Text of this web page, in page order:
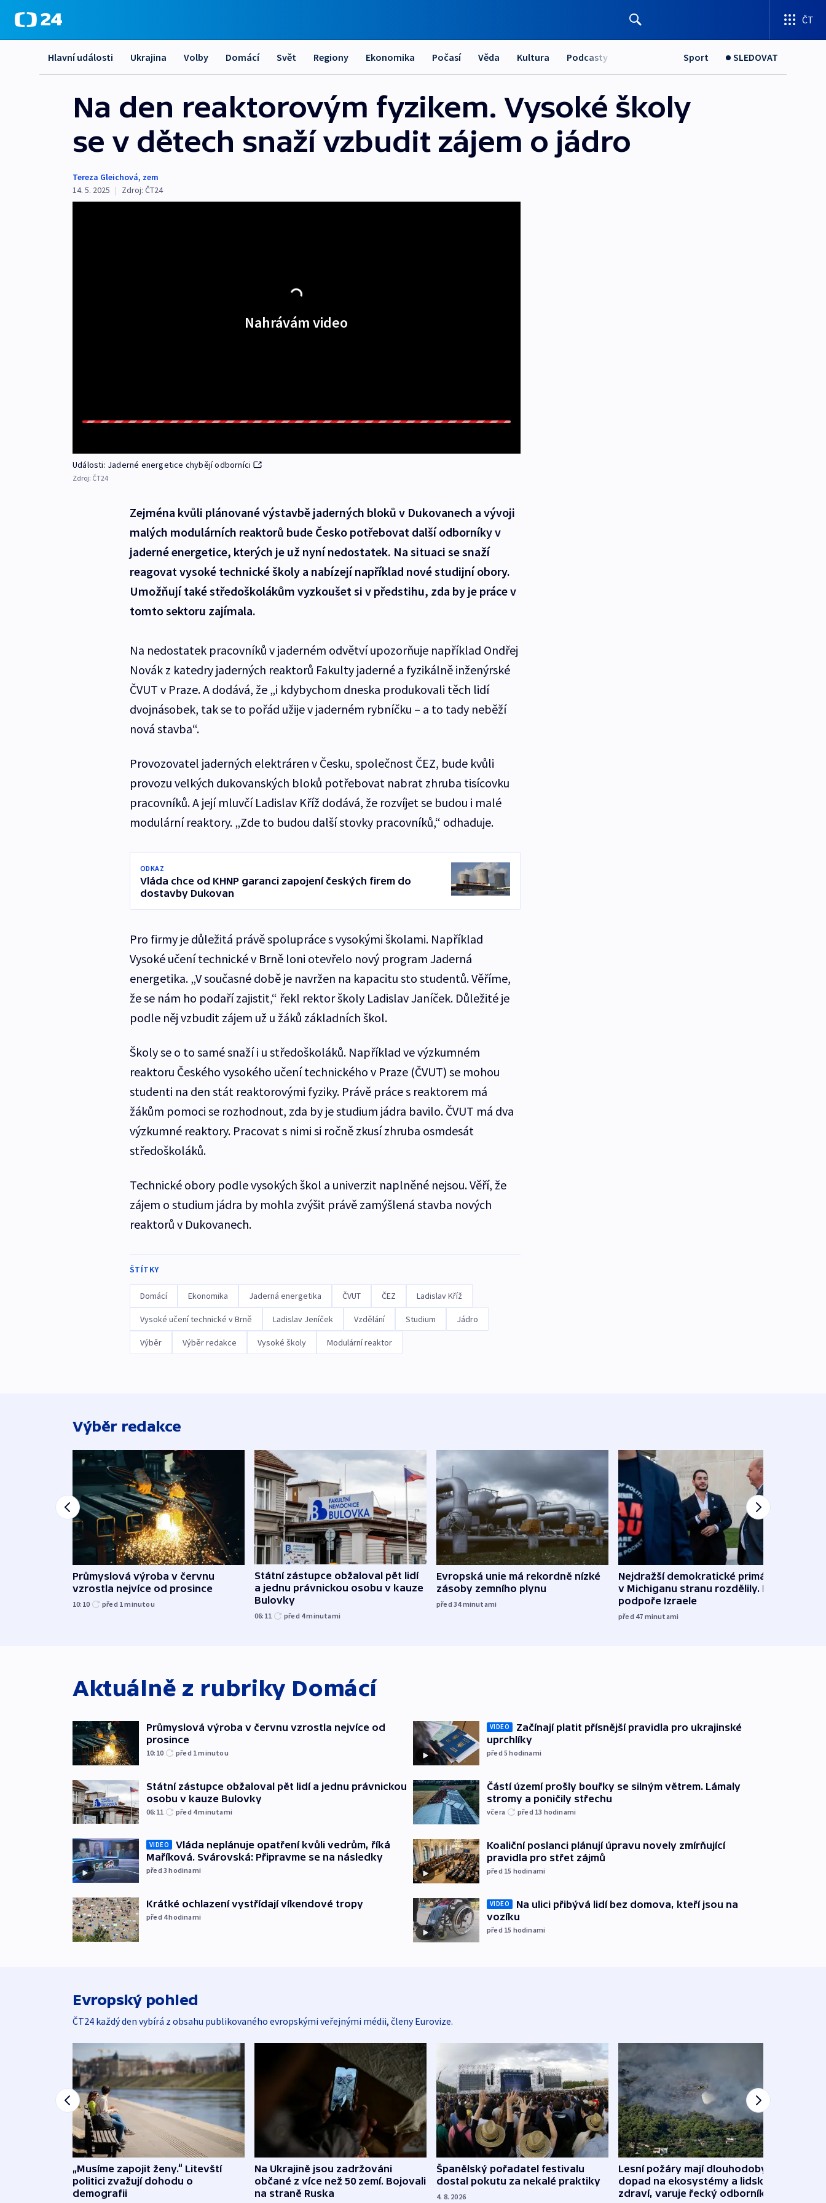
ČT
Hlavní události Ukrajina Volby Domácí Svět Regiony Ekonomika Počasí Věda Kultura Podcasty Sport SLEDOVAT
Na den reaktorovým fyzikem. Vysoké školy
se v dětech snaží vzbudit zájem o jádro
Tereza Gleichová, zem
14. 5. 2025 | Zdroj: ČT24
Nahrávám video
Události: Jaderné energetice chybějí odborníci
Zdroj: ČT24
Zejména kvůli plánované výstavbě jaderných bloků v Dukovanech a vývoji
malých modulárních reaktorů bude Česko potřebovat další odborníky v
jaderné energetice, kterých je už nyní nedostatek. Na situaci se snaží
reagovat vysoké technické školy a nabízejí například nové studijní obory.
Umožňují také středoškolákům vyzkoušet si v předstihu, zda by je práce v
tomto sektoru zajímala.
Na nedostatek pracovníků v jaderném odvětví upozorňuje například Ondřej
Novák z katedry jaderných reaktorů Fakulty jaderné a fyzikálně inženýrské
ČVUT v Praze. A dodává, že „i kdybychom dneska produkovali těch lidí
dvojnásobek, tak se to pořád užije v jaderném rybníčku – a to tady neběží
nová stavba“.
Provozovatel jaderných elektráren v Česku, společnost ČEZ, bude kvůli
provozu velkých dukovanských bloků potřebovat nabrat zhruba tisícovku
pracovníků. A její mluvčí Ladislav Kříž dodává, že rozvíjet se budou i malé
modulární reaktory. „Zde to budou další stovky pracovníků,“ odhaduje.
ODKAZ
Vláda chce od KHNP garanci zapojení českých firem do
dostavby Dukovan
Pro firmy je důležitá právě spolupráce s vysokými školami. Například
Vysoké učení technické v Brně loni otevřelo nový program Jaderná
energetika. „V současné době je navržen na kapacitu sto studentů. Věříme,
že se nám ho podaří zajistit,“ řekl rektor školy Ladislav Janíček. Důležité je
podle něj vzbudit zájem už u žáků základních škol.
Školy se o to samé snaží i u středoškoláků. Například ve výzkumném
reaktoru Českého vysokého učení technického v Praze (ČVUT) se mohou
studenti na den stát reaktorovými fyziky. Právě práce s reaktorem má
žákům pomoci se rozhodnout, zda by je studium jádra bavilo. ČVUT má dva
výzkumné reaktory. Pracovat s nimi si ročně zkusí zhruba osmdesát
středoškoláků.
Technické obory podle vysokých škol a univerzit naplněné nejsou. Věří, že
zájem o studium jádra by mohla zvýšit právě zamýšlená stavba nových
reaktorů v Dukovanech.
ŠTÍTKY
Domácí Ekonomika Jaderná energetika ČVUT ČEZ Ladislav Kříž
Vysoké učení technické v Brně Ladislav Jeníček Vzdělání Studium Jádro
Výběr Výběr redakce Vysoké školy Modulární reaktor
Výběr redakce
Průmyslová výroba v červnu
vzrostla nejvíce od prosince
10:10 před 1minutou
Státní zástupce obžaloval pět lidí
a jednu právnickou osobu v kauze
Bulovky
06:11 před 4minutami
Evropská unie má rekordně nízké
zásoby zemního plynu
před 34minutami
Nejdražší demokratické primárky
v Michiganu stranu rozdělily. Kvůli
podpoře Izraele
před 47 minutami
Aktuálně z rubriky Domácí
Průmyslová výroba v červnu vzrostla nejvíce od
prosince
10:10 před 1minutou
Státní zástupce obžaloval pět lidí a jednu právnickou
osobu v kauze Bulovky
06:11 před 4minutami
VIDEO
Vláda neplánuje opatření kvůli vedrům, říká
Maříková. Svárovská: Připravme se na následky
před 3hodinami
Krátké ochlazení vystřídají víkendové tropy
před 4hodinami
VIDEO
Začínají platit přísnější pravidla pro ukrajinské
uprchlíky
před 5hodinami
Částí území prošly bouřky se silným větrem. Lámaly
stromy a poničily střechu
včera před 13 hodinami
Koaliční poslanci plánují úpravu novely zmírňující
pravidla pro střet zájmů
před 15 hodinami
VIDEO
Na ulici přibývá lidí bez domova, kteří jsou na
vozíku
před 15 hodinami
Evropský pohled
ČT24 každý den vybírá z obsahu publikovaného evropskými veřejnými médii, členy Eurovize.
„Musíme zapojit ženy.“ Litevští
politici zvažují dohodu o
demografii
Na Ukrajině jsou zadržováni
občané z více než 50 zemí. Bojovali
na straně Ruska
Španělský pořadatel festivalu
dostal pokutu za nekalé praktiky
4. 8. 2026
Lesní požáry mají dlouhodobý
dopad na ekosystémy a lidské
zdraví, varuje řecký odborník